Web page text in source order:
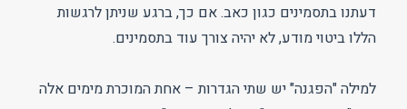
דעתנו בתסמינים כגון כאב. אם כך, ברגע שניתן לרגשות
הללו ביטוי מודע, לא יהיה צורך עוד בתסמינים.
למילה "הפגנה" יש שתי הגדרות – אחת המוכרת מימים אלה